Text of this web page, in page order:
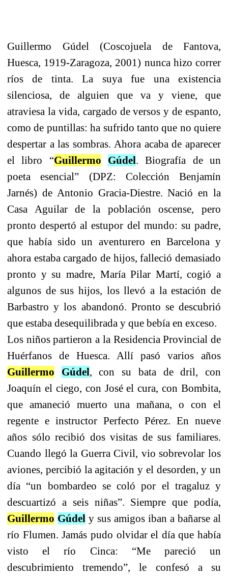
Guillermo Gúdel (Coscojuela de Fantova,
Huesca, 1919-Zaragoza, 2001) nunca hizo correr
ríos de tinta. La suya fue una existencia
silenciosa, de alguien que va y viene, que
atraviesa la vida, cargado de versos y de espanto,
como de puntillas: ha sufrido tanto que no quiere
despertar a las sombras. Ahora acaba de aparecer
el libro “Guillermo Gúdel. Biografía de un
poeta esencial” (DPZ: Colección Benjamín
Jarnés) de Antonio Gracia-Diestre. Nació en la
Casa Aguilar de la población oscense, pero
pronto despertó al estupor del mundo: su padre,
que había sido un aventurero en Barcelona y
ahora estaba cargado de hijos, falleció demasiado
pronto y su madre, María Pilar Martí, cogió a
algunos de sus hijos, los llevó a la estación de
Barbastro y los abandonó. Pronto se descubrió
que estaba desequilibrada y que bebía en exceso.
Los niños partieron a la Residencia Provincial de
Huérfanos de Huesca. Allí pasó varios años
Guillermo
Gúdel, con su bata de dril, con
Joaquín el ciego, con José el cura, con Bombita,
que amaneció muerto una mañana, o con el
regente e instructor Perfecto Pérez. En nueve
años sólo recibió dos visitas de sus familiares.
Cuando llegó la Guerra Civil, vio sobrevolar los
aviones, percibió la agitación y el desorden, y un
día “un bombardeo se coló por el tragaluz y
descuartizó a seis niñas”. Siempre que podía,
Guillermo Gúdel y sus amigos iban a bañarse al
río Flumen. Jamás pudo olvidar el día que había
visto el río Cinca: “Me pareció un
descubrimiento tremendo”, le confesó a su